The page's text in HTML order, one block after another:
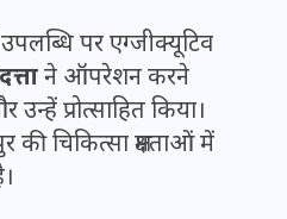
पर एग्जीक्यूटिव
ने ऑपरेशन करने
प्रोत्साहित किया।
चिकित्सा क्षमताओं में